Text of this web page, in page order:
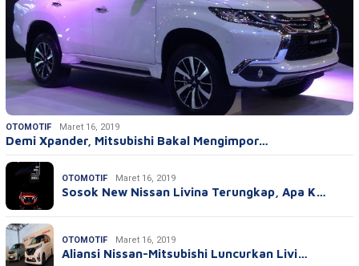
OTOMOTIF Maret 16, 2019
Demi Xpander, Mitsubishi Bakal Mengimpor…
OTOMOTIF Maret 16, 2019
Sosok New Nissan Livina Terungkap, Apa K…
OTOMOTIF Maret 16, 2019
Aliansi Nissan-Mitsubishi Luncurkan Livi…